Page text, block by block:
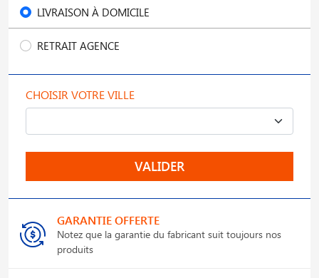
LIVRAISON À DOMICILE
RETRAIT AGENCE
CHOISIR VOTRE VILLE
VALIDER
GARANTIE OFFERTE
Notez que la garantie du fabricant suit toujours nos
produits